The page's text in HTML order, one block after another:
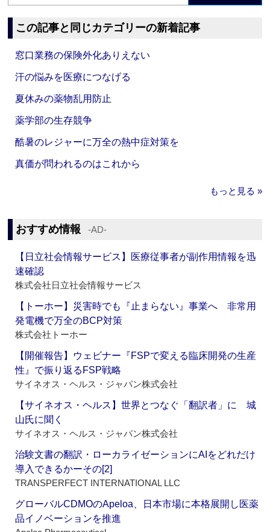
この記事と同じカテゴリーの新着記事
窓口業務の保険外化ありえない
汗の悩みを医療につなげる
夏休みの薬物乱用防止
薬学部の生存競争
酷暑のレジャーに万全の熱中症対策を
真価が問われるのはこれから
もっと見る »
おすすめ情報 ‐AD‐
【日立社会情報サービス】医療従事者が副作用情報を迅
速確認
株式会社日立社会情報サービス
【トーホー】災害時でも『止まらない』事業へ 非常用
発電機で万全のBCP対策
株式会社トーホー
【開催報告】ウェビナー『FSPで変える臨床開発の生産
性』で振り返るFSP戦略
サイネオス・ヘルス・ジャパン株式会社
【サイネオス・ヘルス】世界とつなぐ「翻訳者」に 城
山氏に聞く
サイネオス・ヘルス・ジャパン株式会社
治験文書の翻訳・ローカライゼーションにAIをどれだけ
導入できるかーその[2]
TRANSPERFECT INTERNATIONAL LLC
グローバルCDMOのApeloa、日本市場に本格展開し医薬
品イノベーションを推進